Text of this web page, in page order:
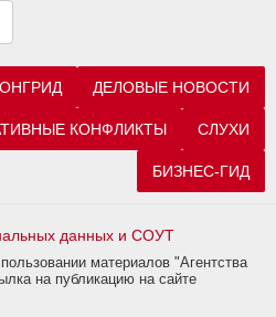
ДЕЛОВЫЕ НОВОСТИ
КОНФЛИКТЫ СЛУХИ
БИЗНЕС-ГИД
данных и СОУТ
материалов "Агентства
на публикацию на сайте